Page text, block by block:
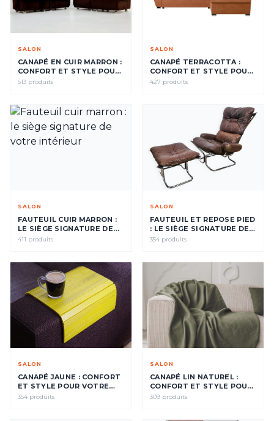
SALON
CANAPÉ EN CUIR MARRON :
CONFORT ET STYLE POUR
VOTRE SALON
513 produits
SALON
CANAPÉ TERRACOTTA :
CONFORT ET STYLE POUR
VOTRE SALON
427 produits
SALON
FAUTEUIL CUIR MARRON :
LE SIÈGE SIGNATURE DE
VOTRE INTÉRIEUR
411 produits
SALON
FAUTEUIL ET REPOSE PIED
: LE SIÈGE SIGNATURE DE
VOTRE INTÉRIEUR
354 produits
SALON
CANAPÉ JAUNE : CONFORT
ET STYLE POUR VOTRE
SALON
354 produits
SALON
CANAPÉ LIN NATUREL :
CONFORT ET STYLE POUR
VOTRE SALON
309 produits